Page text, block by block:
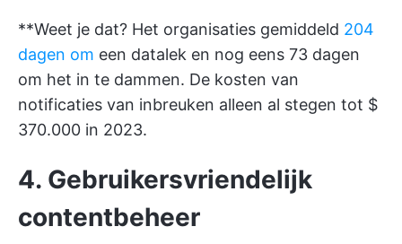
**Weet je dat? Het organisaties gemiddeld 204
dagen om een datalek en nog eens 73 dagen
om het in te dammen. De kosten van
notificaties van inbreuken alleen al stegen tot $
370.000 in 2023.
4. Gebruikersvriendelijk
contentbeheer